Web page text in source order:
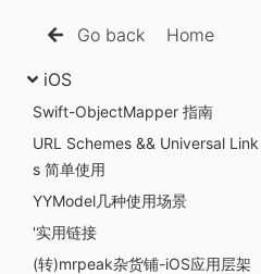
Go back Home
iOS
Swift-ObjectMapper 指南
URL Schemes && Universal Link
s 简单使用
YYModel几种使用场景
'实用链接
(转)mrpeak杂货铺-iOS应用层架